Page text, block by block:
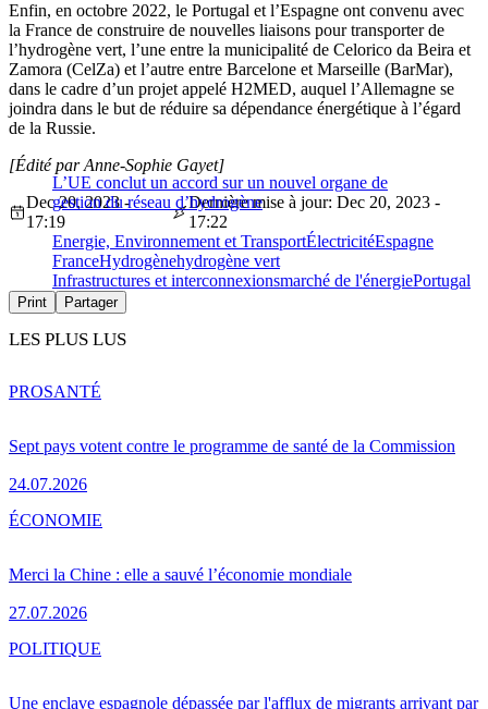
Enfin, en octobre 2022, le Portugal et l’Espagne ont convenu avec
la France de construire de nouvelles liaisons pour transporter de
l’hydrogène vert, l’une entre la municipalité de Celorico da Beira et
Zamora (CelZa) et l’autre entre Barcelone et Marseille (BarMar),
dans le cadre d’un projet appelé H2MED, auquel l’Allemagne se
joindra dans le but de réduire sa dépendance énergétique à l’égard
de la Russie.
L’UE conclut un accord sur un nouvel organe de
gestion du réseau d’hydrogène
[Édité par Anne-Sophie Gayet]
Dec 20, 2023 -
17:19
Dernière mise à jour: Dec 20, 2023 -
17:22
Energie, Environnement et TransportÉlectricitéEspagne
FranceHydrogènehydrogène vert
Infrastructures et interconnexionsmarché de l'énergiePortugal
Print Partager
LES PLUS LUS
Sept pays votent contre le programme de santé de la Commission
24.07.2026
PROSANTÉ
Merci la Chine : elle a sauvé l’économie mondiale
27.07.2026
ÉCONOMIE
Une enclave espagnole dépassée par l'afflux de migrants arrivant par
POLITIQUE